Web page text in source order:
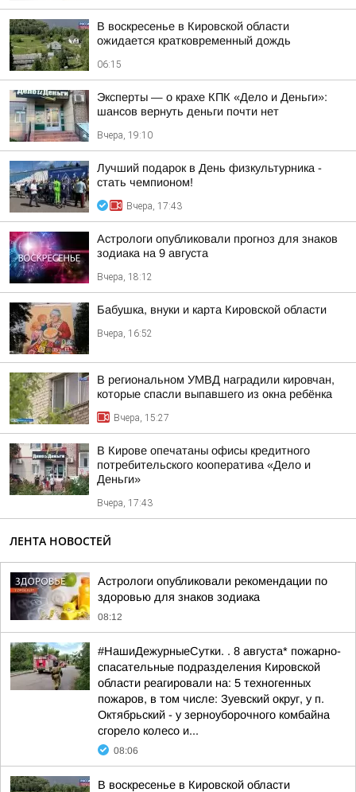
В воскресенье в Кировской области
ожидается кратковременный дождь
06:15
Эксперты — о крахе КПК «Дело и Деньги»:
шансов вернуть деньги почти нет
Вчера, 19:10
Лучший подарок в День физкультурника -
стать чемпионом!
Вчера, 17:43
Астрологи опубликовали прогноз для знаков
зодиака на 9 августа
Вчера, 18:12
Бабушка, внуки и карта Кировской области
Вчера, 16:52
В региональном УМВД наградили кировчан,
которые спасли выпавшего из окна ребёнка
Вчера, 15:27
В Кирове опечатаны офисы кредитного
потребительского кооператива «Дело и
Деньги»
Вчера, 17:43
ЛЕНТА НОВОСТЕЙ
Астрологи опубликовали рекомендации по
здоровью для знаков зодиака
08:12
#НашиДежурныеСутки. . 8 августа* пожарно-
спасательные подразделения Кировской
области реагировали на: 5 техногенных
пожаров, в том числе: Зуевский округ, у п.
Октябрьский - у зерноуборочного комбайна
сгорело колесо и...
08:06
В воскресенье в Кировской области